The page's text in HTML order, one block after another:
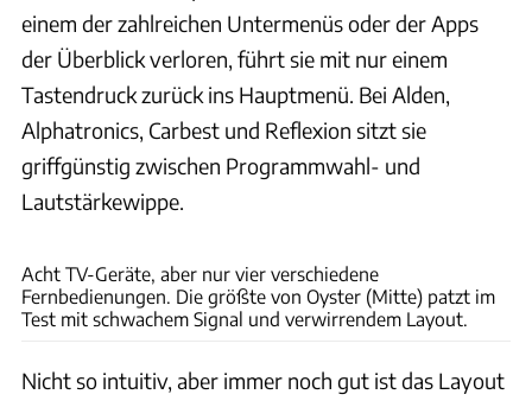
einem der zahlreichen Untermenüs oder der Apps
der Überblick verloren, führt sie mit nur einem
Tastendruck zurück ins Hauptmenü. Bei Alden,
Alphatronics, Carbest und Reflexion sitzt sie
griffgünstig zwischen Programmwahl- und
Lautstärkewippe.
Acht TV-Geräte, aber nur vier verschiedene
Fernbedienungen. Die größte von Oyster (Mitte) patzt im
Test mit schwachem Signal und verwirrendem Layout.
Nicht so intuitiv, aber immer noch gut ist das Layout